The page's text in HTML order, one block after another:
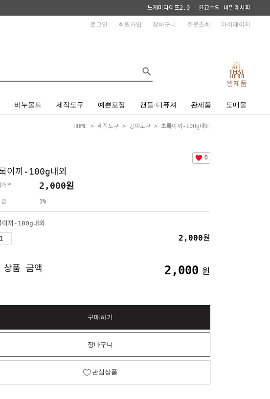
노케미라이프2.0 윤교수의 비밀레시피
로그인 회원가입 장바구니 주문조회 마이페이지
완제품
비누몰드 제작도구 예쁜포장 캔들·디퓨져 완제품 도매몰
HOME > 제작도구 > 공예도구 > 초록이끼-100g내외
0
이끼-100g내외
격 2,000원
1%
이끼-100g내외
2,000원
상품 금액 2,000 원
구매하기
장바구니
관심상품